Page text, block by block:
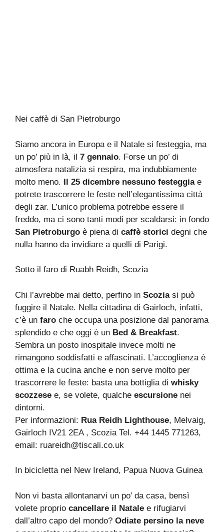
Nei caffè di San Pietroburgo
Siamo ancora in Europa e il Natale si festeggia, ma
un po’ più in là, il 7 gennaio. Forse un po’ di
atmosfera natalizia si respira, ma indubbiamente
molto meno. Il 25 dicembre nessuno festeggiae
potrete trascorrere le feste nell’elegantissima città
degli zar. L’unico problema potrebbe essere il
freddo, ma ci sono tanti modi per scaldarsi: in fondo
San Pietroburgo è piena di caffè storici degni che
nulla hanno da invidiare a quelli di Parigi.
Sotto il faro di Ruabh Reidh, Scozia
Chi l’avrebbe mai detto, perfino in Scoziasi può
fuggire il Natale. Nella cittadina di Gairloch, infatti,
c’è un faro che occupa una posizione dal panorama
splendido e che oggi è un Bed & Breakfast.
Sembra un posto inospitale invece molti ne
rimangono soddisfatti e affascinati. L’accoglienza è
ottima e la cucina anche e non serve molto per
trascorrere le feste: basta una bottiglia di whisky
scozzese e, se volete, qualche escursione nei
dintorni.
Per informazioni: Rua Reidh Lighthouse, Melvaig,
Gairloch IV21 2EA , Scozia Tel. +44 1445 771263,
email: ruareidh@tiscali.co.uk
In bicicletta nel New Ireland, Papua Nuova Guinea
Non vi basta allontanarvi un po’ da casa, bensì
volete proprio cancellare il Natale e rifugiarvi
dall’altro capo del mondo? Odiate persino la neve